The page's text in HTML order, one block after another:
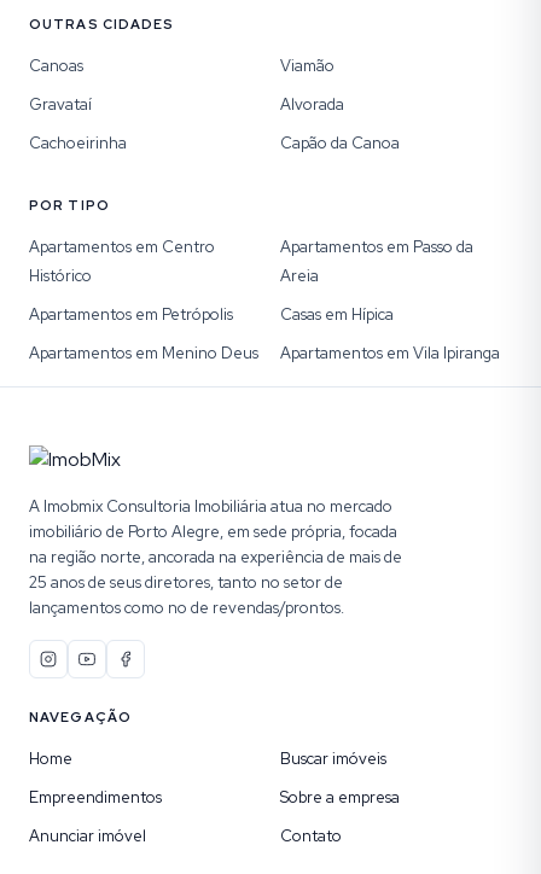
OUTRAS CIDADES
Canoas
Viamão
Gravataí
Alvorada
Cachoeirinha
Capão da Canoa
POR TIPO
Apartamentos em Centro
Histórico
Apartamentos em Passo da
Areia
Apartamentos em Petrópolis
Casas em Hípica
Apartamentos em Menino Deus
Apartamentos em Vila Ipiranga
A Imobmix Consultoria Imobiliária atua no mercado
imobiliário de Porto Alegre, em sede própria, focada
na região norte, ancorada na experiência de mais de
25 anos de seus diretores, tanto no setor de
lançamentos como no de revendas/prontos.
NAVEGAÇÃO
Home
Buscar imóveis
Empreendimentos
Sobre a empresa
Anunciar imóvel
Contato